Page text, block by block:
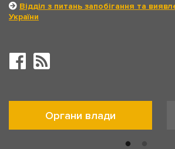
Відділ з питань запобігання та
України
Органи влади